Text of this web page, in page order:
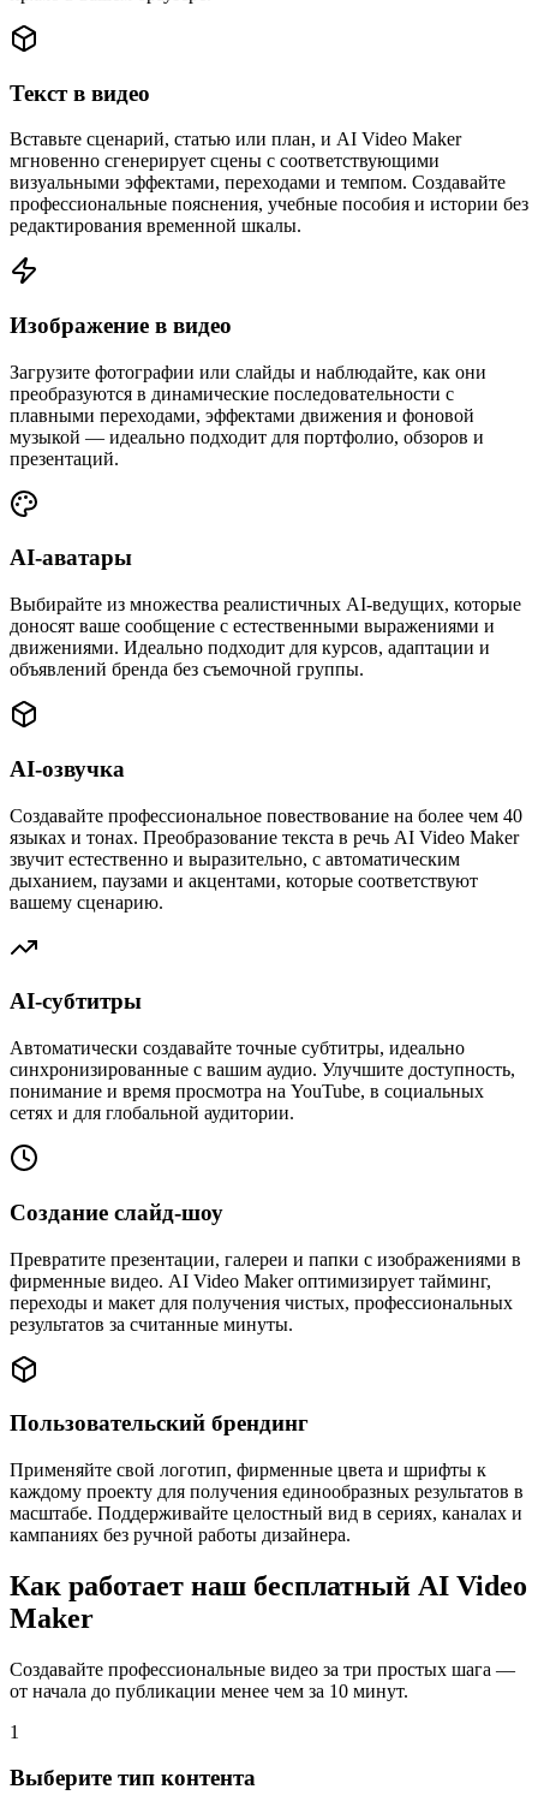
Текст в видео
Вставьте сценарий, статью или план, и AI Video Maker
мгновенно сгенерирует сцены с соответствующими
визуальными эффектами, переходами и темпом. Создавайте
профессиональные пояснения, учебные пособия и истории без
редактирования временной шкалы.
Изображение в видео
Загрузите фотографии или слайды и наблюдайте, как они
преобразуются в динамические последовательности с
плавными переходами, эффектами движения и фоновой
музыкой — идеально подходит для портфолио, обзоров и
презентаций.
AI-аватары
Выбирайте из множества реалистичных AI-ведущих, которые
доносят ваше сообщение с естественными выражениями и
движениями. Идеально подходит для курсов, адаптации и
объявлений бренда без съемочной группы.
AI-озвучка
Создавайте профессиональное повествование на более чем 40
языках и тонах. Преобразование текста в речь AI Video Maker
звучит естественно и выразительно, с автоматическим
дыханием, паузами и акцентами, которые соответствуют
вашему сценарию.
AI-субтитры
Автоматически создавайте точные субтитры, идеально
синхронизированные с вашим аудио. Улучшите доступность,
понимание и время просмотра на YouTube, в социальных
сетях и для глобальной аудитории.
Создание слайд-шоу
Превратите презентации, галереи и папки с изображениями в
фирменные видео. AI Video Maker оптимизирует тайминг,
переходы и макет для получения чистых, профессиональных
результатов за считанные минуты.
Пользовательский брендинг
Применяйте свой логотип, фирменные цвета и шрифты к
каждому проекту для получения единообразных результатов в
масштабе. Поддерживайте целостный вид в сериях, каналах и
кампаниях без ручной работы дизайнера.
Как работает наш бесплатный AI Video
Maker
Создавайте профессиональные видео за три простых шага —
от начала до публикации менее чем за 10 минут.
1
Выберите тип контента